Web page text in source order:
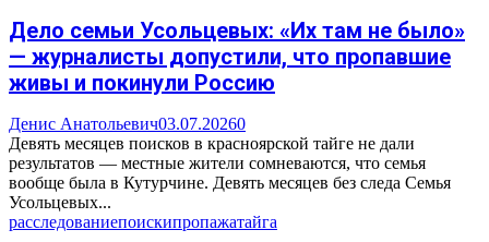
Дело семьи Усольцевых: «Их там не было»
— журналисты допустили, что пропавшие
живы и покинули Россию
Денис Анатольевич03.07.20260
Девять месяцев поисков в красноярской тайге не дали
результатов — местные жители сомневаются, что семья
вообще была в Кутурчине. Девять месяцев без следа Семья
Усольцевых...
расследованиепоискипропажатайга